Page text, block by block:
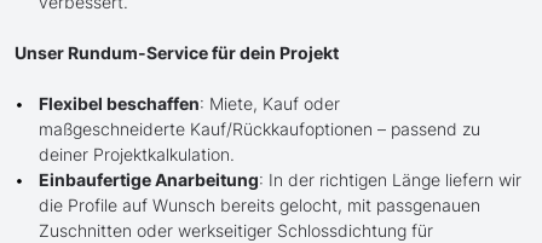
Unser Rundum-Service für dein Projekt
Flexibel beschaffen: Miete, Kauf oder
maßgeschneiderte Kauf/Rückkaufoptionen – passend zu
deiner Projektkalkulation.
Einbaufertige Anarbeitung: In der richtigen Länge liefern wir
die Profile auf Wunsch bereits gelocht, mit passgenauen
Zuschnitten oder werkseitiger Schlossdichtung für